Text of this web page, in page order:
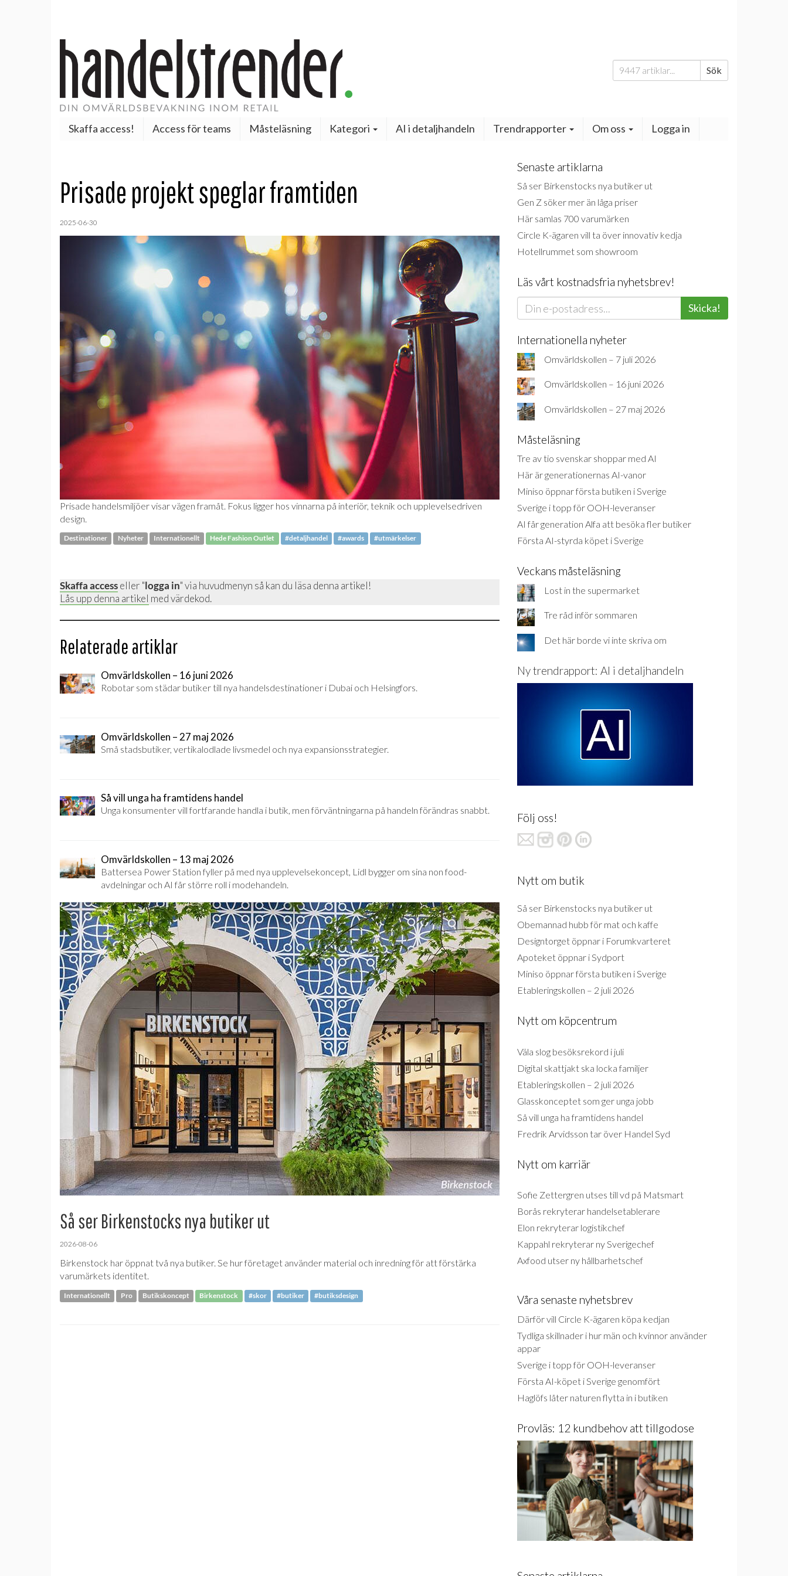
Sök
efter:
Sök
Skaffa access! Access för teams Måsteläsning Kategori AI i detaljhandeln Trendrapporter Om oss Logga in
Prisade projekt speglar framtiden
2025-06-30
Prisade handelsmiljöer visar vägen framåt. Fokus ligger hos vinnarna på interiör, teknik och upplevelsedriven
design.
Destinationer Nyheter Internationellt Hede Fashion Outlet #detaljhandel #awards #utmärkelser
Skaffa accesseller "logga in" via huvudmenyn så kan du läsa denna artikel!
Lås upp denna artikel med värdekod.
Relaterade artiklar
Omvärldskollen – 16 juni 2026
Robotar som städar butiker till nya handelsdestinationer i Dubai och Helsingfors.
Omvärldskollen – 27 maj 2026
Små stadsbutiker, vertikalodlade livsmedel och nya expansionsstrategier.
Så vill unga ha framtidens handel
Unga konsumenter vill fortfarande handla i butik, men förväntningarna på handeln förändras snabbt.
Omvärldskollen – 13 maj 2026
Battersea Power Station fyller på med nya upplevelsekoncept, Lidl bygger om sina non food-
avdelningar och AI får större roll i modehandeln.
Så ser Birkenstocks nya butiker ut
2026-08-06
Birkenstock har öppnat två nya butiker. Se hur företaget använder material och inredning för att förstärka
varumärkets identitet.
Internationellt Pro Butikskoncept Birkenstock #skor #butiker #butiksdesign
Senaste artiklarna
Så ser Birkenstocks nya butiker ut
Gen Z söker mer än låga priser
Här samlas 700 varumärken
Circle K-ägaren vill ta över innovativ kedja
Hotellrummet som showroom
Läs vårt kostnadsfria nyhetsbrev!
Skicka!
Internationella nyheter
Omvärldskollen – 7 juli 2026
Omvärldskollen – 16 juni 2026
Omvärldskollen – 27 maj 2026
Måsteläsning
Tre av tio svenskar shoppar med AI
Här är generationernas AI-vanor
Miniso öppnar första butiken i Sverige
Sverige i topp för OOH-leveranser
AI får generation Alfa att besöka fler butiker
Första AI-styrda köpet i Sverige
Veckans måsteläsning
Lost in the supermarket
Tre råd inför sommaren
Det här borde vi inte skriva om
Ny trendrapport: AI i detaljhandeln
Följ oss!
Nytt om butik
Så ser Birkenstocks nya butiker ut
Obemannad hubb för mat och kaffe
Designtorget öppnar i Forumkvarteret
Apoteket öppnar i Sydport
Miniso öppnar första butiken i Sverige
Etableringskollen – 2 juli 2026
Nytt om köpcentrum
Väla slog besöksrekord i juli
Digital skattjakt ska locka familjer
Etableringskollen – 2 juli 2026
Glasskonceptet som ger unga jobb
Så vill unga ha framtidens handel
Fredrik Arvidsson tar över Handel Syd
Nytt om karriär
Sofie Zettergren utses till vd på Matsmart
Borås rekryterar handelsetablerare
Elon rekryterar logistikchef
Kappahl rekryterar ny Sverigechef
Axfood utser ny hållbarhetschef
Våra senaste nyhetsbrev
Därför vill Circle K-ägaren köpa kedjan
Tydliga skillnader i hur män och kvinnor använder
appar
Sverige i topp för OOH-leveranser
Första AI-köpet i Sverige genomfört
Haglöfs låter naturen flytta in i butiken
Provläs: 12 kundbehov att tillgodose